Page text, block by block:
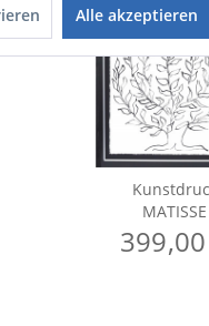
MATISSE
Alle akzeptieren